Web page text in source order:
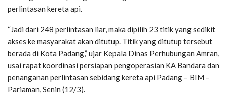
perlintasan kereta api.
“Jadi dari 248 perlintasan liar, maka dipilih 23 titik yang sedikit
akses ke masyarakat akan ditutup. Titik yang ditutup tersebut
berada di Kota Padang,” ujar Kepala Dinas Perhubungan Amran,
usai rapat koordinasi persiapan pengoperasian KA Bandara dan
penanganan perlintasan sebidang kereta api Padang – BIM –
Pariaman, Senin (12/3).